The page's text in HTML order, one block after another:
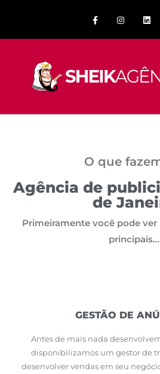
O que
Agência de
de
Primeiramente você pode
principais…
GESTÃO DE
Antes de mais nada
disponibilizamos um gestor de
desenvolver vendas em seu